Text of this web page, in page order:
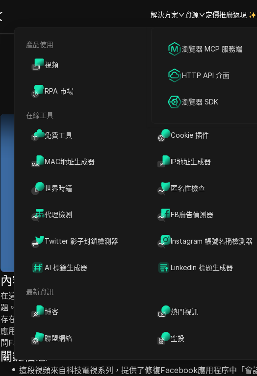
解決方案
海外社媒營銷
廣告投放
帳號共享
資源
產品使用
視頻
RPA 市場
在線工具
免費工具 Cookie 插件
MAC地址生成器 IP地址生成器
世界時鐘 匿名性檢查
代理檢測 FB廣告偵測器
Twitter 影子封鎖檢測器 Instagram 帳號名稱檢測器
AI 標籤生成器 LinkedIn 標題生成器
最新資訊
博客 熱門視訊
聯盟網絡 空投
定價推廣返現
瀏覽器 MCP 服務端
HTTP API 介面
瀏覽器 SDK
首頁|熱門視訊
如何修復Facebook應用程序會
社交媒體行銷 2025-12-19 13:49
Play Video:如何修復Facebook應用程序會話過期問題（2025）
內容介紹
在這一集的科技電視節目中，主持人討論了Facebook應用程序會話頻繁過
題。 觀眾被指導通過各種故障排除步驟，首先是重新登錄的指示。 如果問
存在，主持人建議通過移動應用商店更新Facebook應用程序，然後在必要
應用程序的快取和數據。 他們還建議作為臨時解決方案，嘗試通過網頁瀏
問Facebook。 教程以鼓勵觀眾訂閱更多有用內容作結。
關鍵信息
這段視頻來自科技電視系列，提供了修復Facebook應用程序中「會